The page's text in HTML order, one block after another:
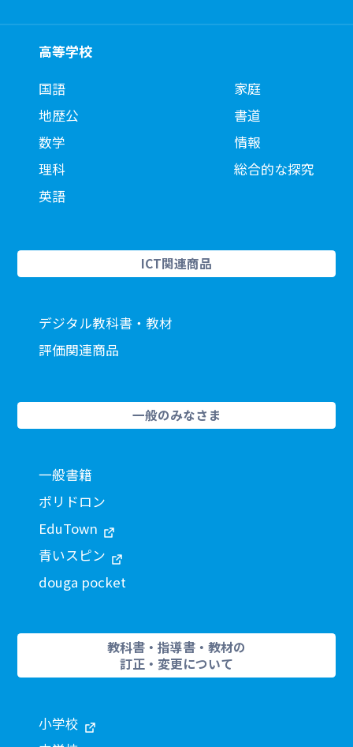
高等学校
国語
地歴公
数学
理科
英語
家庭
書道
情報
総合的な探究
ICT関連商品
デジタル教科書・教材
評価関連商品
一般のみなさま
一般書籍
ポリドロン
EduTown
青いスピン
douga pocket
教科書・指導書・教材の
訂正・変更について
小学校